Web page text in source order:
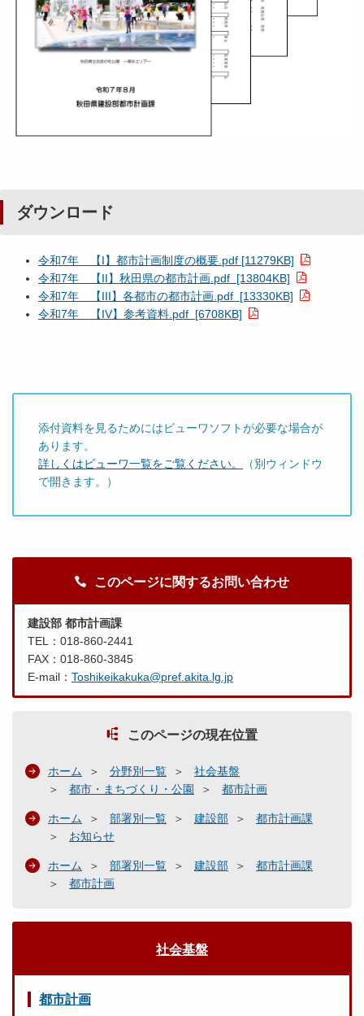
ダウンロード
令和7年 【I】都市計画制度の概要.pdf [11279KB]
令和7年 【II】秋田県の都市計画.pdf [13804KB]
令和7年 【III】各都市の都市計画.pdf [13330KB]
令和7年 【IV】参考資料.pdf [6708KB]
添付資料を見るためにはビューワソフトが必要な場合が
あります。
詳しくはビューワ一覧をご覧ください。
（別ウィンドウ
で開きます。）
このページに関するお問い合わせ
建設部 都市計画課
TEL：018-860-2441
FAX：018-860-3845
E-mail： Toshikeikakuka@pref.akita.lg.jp
このページの現在位置
ホーム 分野別一覧
社会基盤
都市・まちづくり・公園
都市計画
ホーム 部署別一覧 建設部
都市計画課
お知らせ
ホーム 部署別一覧 建設部
都市計画課
都市計画
社会基盤
都市計画